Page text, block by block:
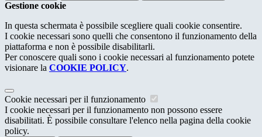
Gestione cookie
In questa schermata è possibile scegliere quali cookie consentire.
I cookie necessari sono quelli che consentono il funzionamento della
piattaforma e non è possibile disabilitarli.
Per conoscere quali sono i cookie necessari al funzionamento potete
visionare la COOKIE POLICY.
Cookie necessari per il funzionamento
I cookie necessari per il funzionamento non possono essere
disabilitati. È possibile consultare l'elenco nella pagina della cookie
policy.